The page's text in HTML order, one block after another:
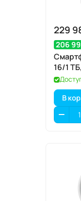
229
206
16/1
В